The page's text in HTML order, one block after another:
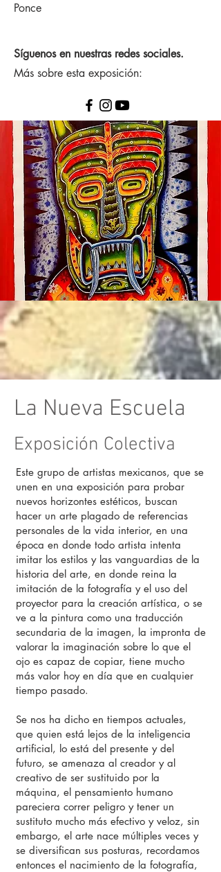
Ponce
Síguenos en nuestras redes sociales.
Más sobre esta exposición:
La Nueva Escuela
Exposición Colectiva
Este grupo de artistas mexicanos, que se
unen en una exposición para probar
nuevos horizontes estéticos, buscan
hacer un arte plagado de referencias
personales de la vida interior, en una
época en donde todo artista intenta
imitar los estilos y las vanguardias de la
historia del arte, en donde reina la
imitación de la fotografía y el uso del
proyector para la creación artística, o se
ve a la pintura como una traducción
secundaria de la imagen, la impronta de
valorar la imaginación sobre lo que el
ojo es capaz de copiar, tiene mucho
más valor hoy en día que en cualquier
tiempo pasado.
Se nos ha dicho en tiempos actuales,
que quien está lejos de la inteligencia
artificial, lo está del presente y del
futuro, se amenaza al creador y al
creativo de ser sustituido por la
máquina, el pensamiento humano
pareciera correr peligro y tener un
sustituto mucho más efectivo y veloz, sin
embargo, el arte nace múltiples veces y
se diversifican sus posturas, recordamos
entonces el nacimiento de la fotografía,